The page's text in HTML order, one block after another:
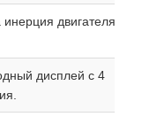
двигателя
дисплей с 4